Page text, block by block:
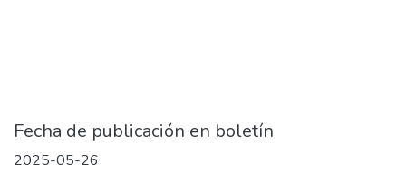
Fecha de publicación en boletín
2025-05-26